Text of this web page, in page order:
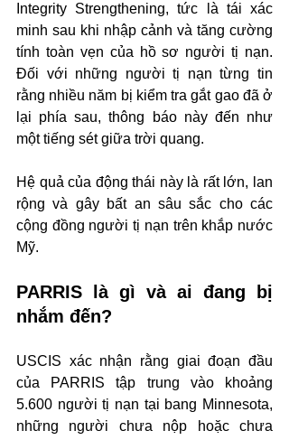
Integrity Strengthening, tức là tái xác
minh sau khi nhập cảnh và tăng cường
tính toàn vẹn của hồ sơ người tị nạn.
Đối với những người tị nạn từng tin
rằng nhiều năm bị kiểm tra gắt gao đã ở
lại phía sau, thông báo này đến như
một tiếng sét giữa trời quang.
Hệ quả của động thái này là rất lớn, lan
rộng và gây bất an sâu sắc cho các
cộng đồng người tị nạn trên khắp nước
Mỹ.
PARRIS là gì và ai đang bị
nhắm đến?
USCIS xác nhận rằng giai đoạn đầu
của PARRIS tập trung vào khoảng
5.600 người tị nạn tại bang Minnesota,
những người chưa nộp hoặc chưa